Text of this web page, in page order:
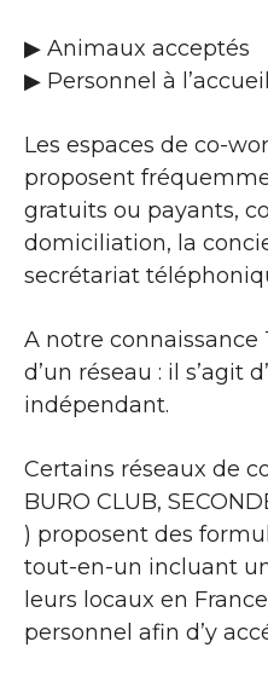
▶​ Animaux acceptés
▶​ Personnel à l’accueil
Les espaces de co-
proposent
gratuits ou payants,
domiciliation, la
secrétariat
A notre connaissance
d’un réseau : il s’agit
indépendant.
Certains réseaux de
BURO CLUB,
) proposent des
tout-en-un incluant
leurs locaux en
personnel afin d’y